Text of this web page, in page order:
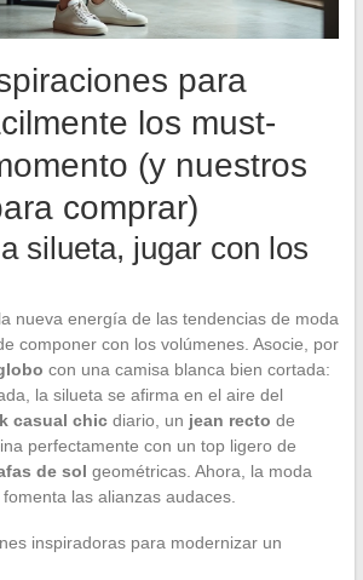
para
los must-
(y nuestros
comprar)
silueta, jugar con los
nueva energía de las tendencias de moda
componer con los volúmenes. Asocie, por
con una camisa blanca bien cortada:
la silueta se afirma en el aire del
casual chicdiario, un jean recto de
perfectamente con un top ligero de
de sol geométricas. Ahora, la moda
las alianzas audaces.
inspiradoras para modernizar un